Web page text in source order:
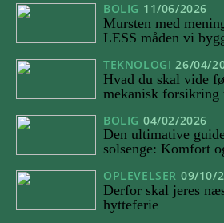
BOLIG 11/06/2026
Mursten med
LESS måden vi
TEKNOLOGI 26/04/
Hvad du skal vide
mekanisk
BOLIG 04/02/2026
Den ultimative
solsenge: Komfort
OPLEVELSER 09/10/
Derfor skal jeres
hytteferie